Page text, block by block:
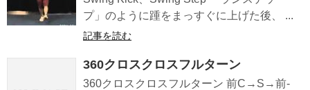
プ」のように踵をまっすぐに上げた後、 ...
記事を読む
360クロスクロスフルターン
360クロスクロスフルターン 前C→S→前-